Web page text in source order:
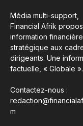
Média multi-support,
Financial Afrik
information financière
stratégique aux
dirigeants. Une
factuelle, « Globale ».
Contactez-nous :
m